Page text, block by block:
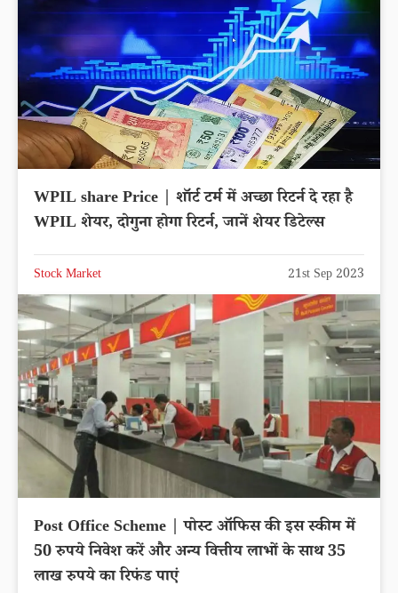
WPIL share Price | शॉर्ट टर्म में अच्छा रिटर्न दे रहा है
WPIL शेयर, दोगुना होगा रिटर्न, जानें शेयर डिटेल्स
Stock Market 21st Sep 2023
Post Office Scheme | पोस्ट ऑफिस की इस स्कीम में
50 रुपये निवेश करें और अन्य वित्तीय लाभों के साथ 35
लाख रुपये का रिफंड पाएं